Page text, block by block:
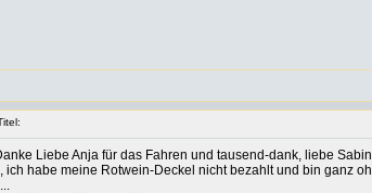
Liebe Anja für das Fahren und tausend-dank, liebe
ich habe meine Rotwein-Deckel nicht bezahlt und bin ganz